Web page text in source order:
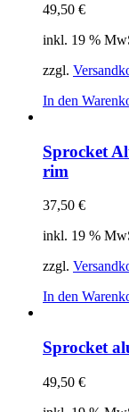
49,50 €
inkl. 19 %
zzgl.
In den
Sprocket
rim
37,50 €
inkl. 19 %
zzgl.
In den
Sprocket
49,50 €